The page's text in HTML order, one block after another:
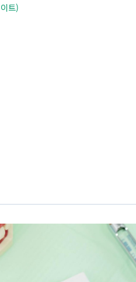
트)